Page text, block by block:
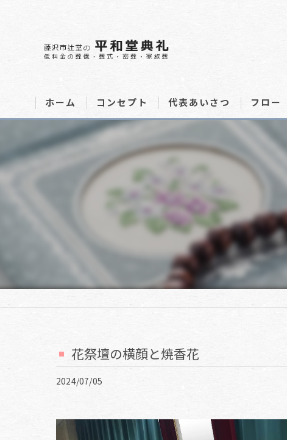
ホーム コンセプト 代表あいさつ フロー
花祭壇の横顔と焼香花
2024/07/05